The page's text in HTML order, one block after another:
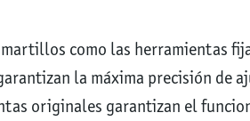
como las herramientas
la máxima precisión de
originales garantizan el